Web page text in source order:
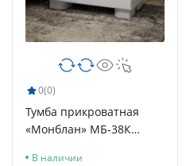
0(0)
Тумба прикроватная
«Монблан» МБ-38К
В наличии